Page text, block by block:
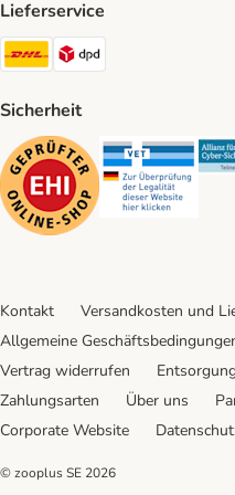
Lieferservice
DHL Shipping Method
Sicherheit
Security
Kontakt Versandkosten und
Allgemeine
Vertrag widerrufen
Zahlungsarten
Über uns
Corporate Website
© zooplus SE 2026